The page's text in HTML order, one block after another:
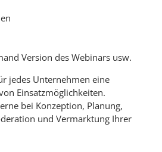
Version des Webinars usw.
jedes Unternehmen eine
Einsatzmöglichkeiten.
bei Konzeption, Planung,
und Vermarktung Ihrer